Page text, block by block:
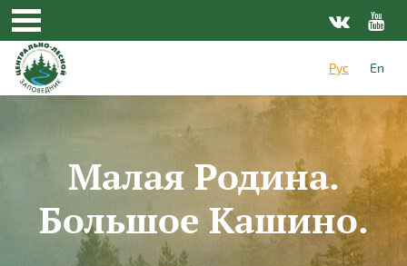
Перейти к основному содержанию
Рус
En
Малая Родина.
Большое Кашино.